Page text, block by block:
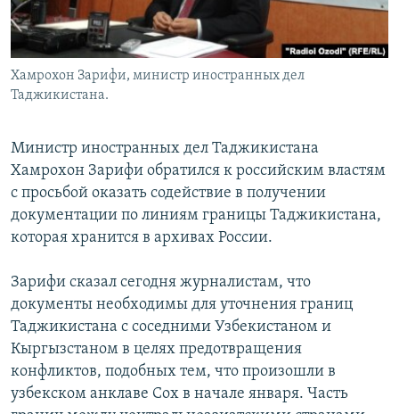
Хамрохон Зарифи, министр иностранных дел
Таджикистана.
Министр иностранных дел Таджикистана
Хамрохон Зарифи обратился к российским властям
с просьбой оказать содействие в получении
документации по линиям границы Таджикистана,
которая хранится в архивах России.
Зарифи сказал сегодня журналистам, что
документы необходимы для уточнения границ
Таджикистана с соседними Узбекистаном и
Кыргызстаном в целях предотвращения
конфликтов, подобных тем, что произошли в
узбекском анклаве Сох в начале января. Часть